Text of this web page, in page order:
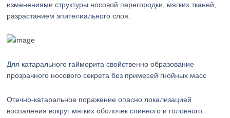
изменениями структуры носовой перегородки, мягких тканей,
разрастанием эпителиального слоя.
Для катарального гайморита свойственно образование
прозрачного носового секрета без примесей гнойных масс
Отечно-катаральное поражение опасно локализацией
воспаления вокруг мягких оболочек спинного и головного